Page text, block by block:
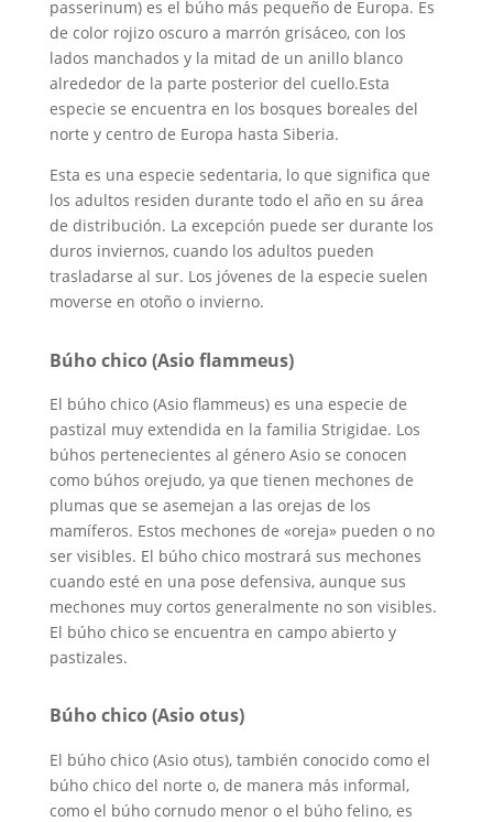
passerinum) es el búho más pequeño de Europa. Es
de color rojizo oscuro a marrón grisáceo, con los
lados manchados y la mitad de un anillo blanco
alrededor de la parte posterior del cuello.Esta
especie se encuentra en los bosques boreales del
norte y centro de Europa hasta Siberia.
Esta es una especie sedentaria, lo que significa que
los adultos residen durante todo el año en su área
de distribución. La excepción puede ser durante los
duros inviernos, cuando los adultos pueden
trasladarse al sur. Los jóvenes de la especie suelen
moverse en otoño o invierno.
Búho chico (Asio flammeus)
El búho chico (Asio flammeus) es una especie de
pastizal muy extendida en la familia Strigidae. Los
búhos pertenecientes al género Asio se conocen
como búhos orejudo, ya que tienen mechones de
plumas que se asemejan a las orejas de los
mamíferos. Estos mechones de «oreja» pueden o no
ser visibles. El búho chico mostrará sus mechones
cuando esté en una pose defensiva, aunque sus
mechones muy cortos generalmente no son visibles.
El búho chico se encuentra en campo abierto y
pastizales.
Búho chico (Asio otus)
El búho chico (Asio otus), también conocido como el
búho chico del norte o, de manera más informal,
como el búho cornudo menor o el búho felino, es